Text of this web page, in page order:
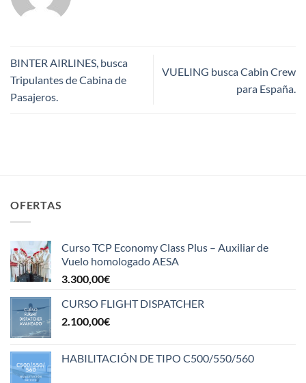
BINTER AIRLINES, busca
Tripulantes de Cabina de
Pasajeros.
VUELING busca Cabin Crew
para España.
OFERTAS
Curso TCP Economy Class Plus – Auxiliar de
Vuelo homologado AESA
3.300,00€
CURSO FLIGHT DISPATCHER
2.100,00€
HABILITACIÓN DE TIPO C500/550/560